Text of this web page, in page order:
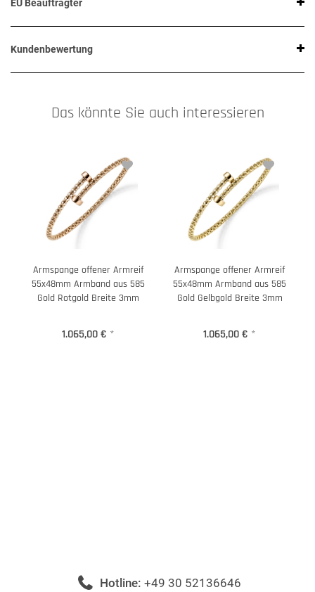
EU Beauftragter
Kundenbewertung
Das könnte Sie auch interessieren
Armspange offener Armreif
55x48mm Armband aus 585
Gold Rotgold Breite 3mm
1.065,00 € *
Armspange offener Armreif
55x48mm Armband aus 585
Gold Gelbgold Breite 3mm
1.065,00 € *
Hotline: +49 30 52136646